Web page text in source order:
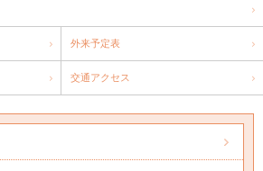
外来予定表
交通アクセス